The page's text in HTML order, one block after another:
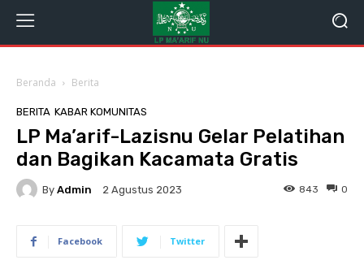
Beranda Berita
BERITA KABAR KOMUNITAS
LP Ma’arif-Lazisnu Gelar Pelatihan
dan Bagikan Kacamata Gratis
By Admin 2 Agustus 2023 0
843
Facebook Twitter